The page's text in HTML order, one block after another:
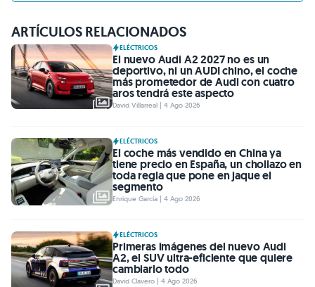
ARTÍCULOS RELACIONADOS
ELÉCTRICOS
El nuevo Audi A2 2027 no es un
deportivo, ni un AUDI chino, el coche
más prometedor de Audi con cuatro
aros tendrá este aspecto
David Villarreal | 4 Ago 2026
ELÉCTRICOS
El coche más vendido en China ya
tiene precio en España, un chollazo en
toda regla que pone en jaque el
segmento
Enrique García | 4 Ago 2026
ELÉCTRICOS
Primeras imágenes del nuevo Audi
A2, el SUV ultra-eficiente que quiere
cambiarlo todo
David Clavero | 4 Ago 2026